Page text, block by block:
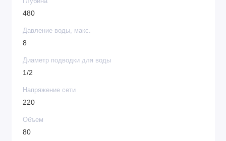
480
Давление воды, макс.
8
Диаметр подводки для воды
1/2
Напряжение сети
220
Объем
80